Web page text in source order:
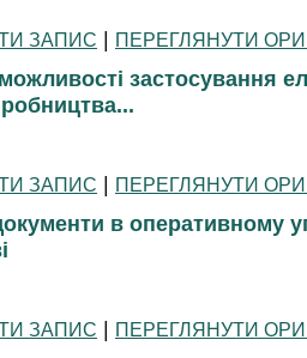
ЗАПИС | ПЕРЕГЛЯНУТИ
застосування
ЗАПИС | ПЕРЕГЛЯНУТИ
в оперативному
ЗАПИС | ПЕРЕГЛЯНУТИ